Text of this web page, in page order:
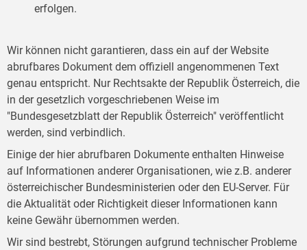
erfolgen.
Wir können nicht garantieren, dass ein auf der Website
abrufbares Dokument dem offiziell angenommenen Text
genau entspricht. Nur Rechtsakte der Republik Österreich, die
in der gesetzlich vorgeschriebenen Weise im
"Bundesgesetzblatt der Republik Österreich" veröffentlicht
werden, sind verbindlich.
Einige der hier abrufbaren Dokumente enthalten Hinweise
auf Informationen anderer Organisationen, wie z.B. anderer
österreichischer Bundesministerien oder den EU-Server. Für
die Aktualität oder Richtigkeit dieser Informationen kann
keine Gewähr übernommen werden.
Wir sind bestrebt, Störungen aufgrund technischer Probleme